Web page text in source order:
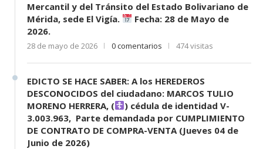
Mercantil y del Tránsito del Estado Bolivariano de
Mérida, sede El Vigía.
Fecha: 28 de Mayo de
2026.
28 de mayo de 2026 0 comentarios 474 visitas
EDICTO SE HACE SABER: A los HEREDEROS
DESCONOCIDOS del ciudadano: MARCOS TULIO
MORENO HERRERA, (
) cédula de identidad V-
3.003.963, Parte demandada por CUMPLIMIENTO
DE CONTRATO DE COMPRA-VENTA (Jueves 04 de
Junio de 2026)